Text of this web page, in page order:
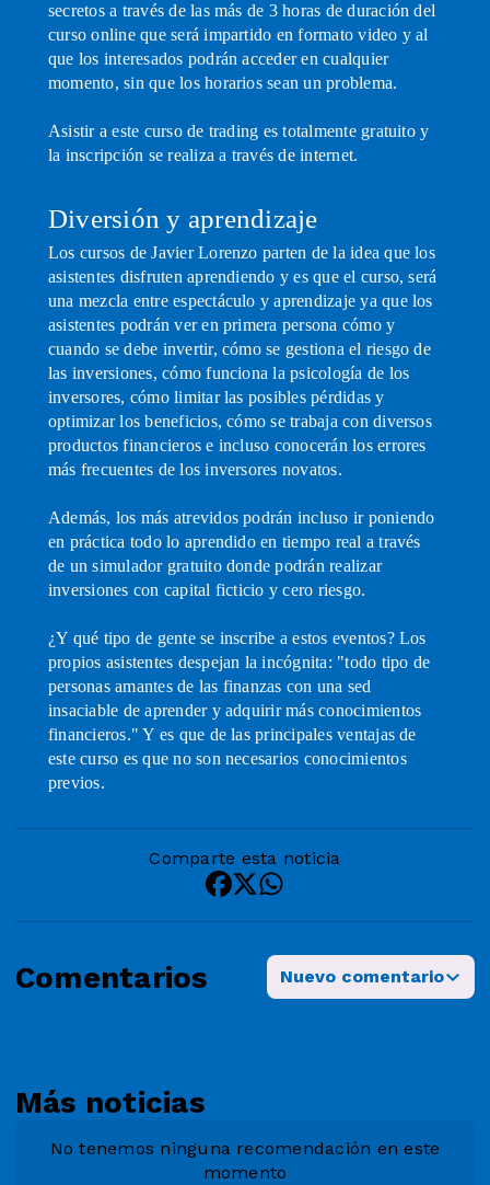
secretos a través de las más de 3 horas de duración del
curso online que será impartido en formato video y al
que los interesados podrán acceder en cualquier
momento, sin que los horarios sean un problema.
Asistir a este curso de trading es totalmente gratuito y
la inscripción se realiza a través de internet.
Diversión y aprendizaje
Los cursos de Javier Lorenzo parten de la idea que los
asistentes disfruten aprendiendo y es que el curso, será
una mezcla entre espectáculo y aprendizaje ya que los
asistentes podrán ver en primera persona cómo y
cuando se debe invertir, cómo se gestiona el riesgo de
las inversiones, cómo funciona la psicología de los
inversores, cómo limitar las posibles pérdidas y
optimizar los beneficios, cómo se trabaja con diversos
productos financieros e incluso conocerán los errores
más frecuentes de los inversores novatos.
Además, los más atrevidos podrán incluso ir poniendo
en práctica todo lo aprendido en tiempo real a través
de un simulador gratuito donde podrán realizar
inversiones con capital ficticio y cero riesgo.
¿Y qué tipo de gente se inscribe a estos eventos? Los
propios asistentes despejan la incógnita: "todo tipo de
personas amantes de las finanzas con una sed
insaciable de aprender y adquirir más conocimientos
financieros." Y es que de las principales ventajas de
este curso es que no son necesarios conocimientos
previos.
Comparte esta noticia
Comentarios Nuevo comentario
Más noticias
No tenemos ninguna recomendación en este
momento